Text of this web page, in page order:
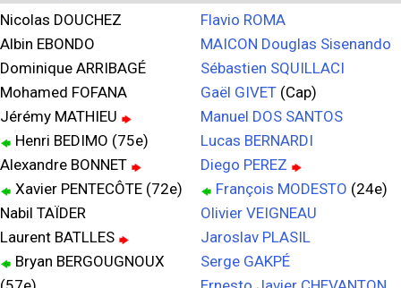
Nicolas DOUCHEZ
Albin EBONDO
Dominique ARRIBAGÉ
Mohamed FOFANA
Jérémy MATHIEU
Henri BEDIMO (75e)
Alexandre BONNET
Xavier PENTECÔTE (72e)
Nabil TAÏDER
Laurent BATLLES
Bryan BERGOUGNOUX
Flavio ROMA
MAICON Douglas Sisenando
Sébastien SQUILLACI
Gaël GIVET (Cap)
Manuel DOS SANTOS
Lucas BERNARDI
Diego PEREZ
François MODESTO (24e)
Olivier VEIGNEAU
Jaroslav PLASIL
Serge GAKPÉ